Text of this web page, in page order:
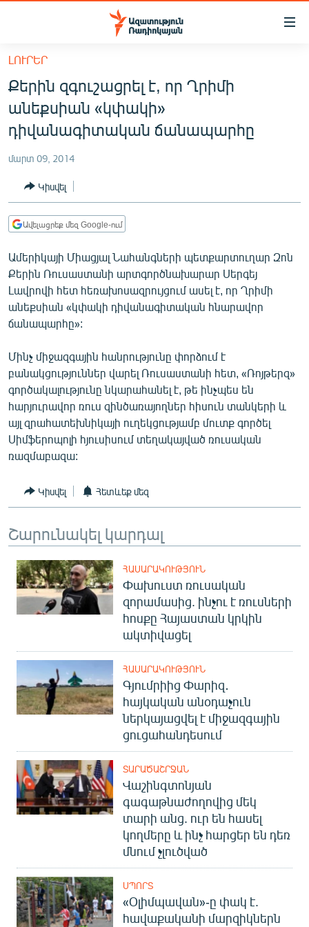
Մատչելիության
հիմնական
բովանդակությանը
Անցնել
հիմնական
մենյուին
ՀԱՅԱՍՏԱՆ
ՔԱՂԱՔԱԿԱՆ
ՀԱՍԱՐԱԿՈՒԹՅՈՒՆ
ՏՆՏԵՍՈՒԹՅՈՒՆ
ՊԱՏԵՐԱԶՄԻ 6 ՇԱԲԱԹՆԵՐԸ
ՏԱՐԱԾԱՇՐՋԱՆ
ՄԻՋԱԶԳԱՅԻՆ
ՍՊՈՐՏ
ՄԵԿՆԱԲԱՆՈՒԹՅՈՒՆ
ՏՏ ԵՒ ԻՆՏԵՐՆԵՏ
ԿՈՐՈՆԱՎԻՐՈՒՍ
ՏԵՍԱՆՅՈՒԹԵՐ
ՁԳՏԵԼՈՎ ԼԱՎԱԳՈՒՅՆԻՆ
ՓՈԴՔԱՍԹ
Հայերեն
Русский
ՀԵՏԵՎԵՔ ՄԵԶ
«Ազատության» բոլոր կայքերը
ԼՈՒՐԵՐ
Քերին զգուշացրել է, որ Ղրիմի
անեքսիան «կփակի»
դիվանագիտական ճանապարհը
մարտ 09, 2014
Կիսվել
Ավելացրեք մեզ Google-ում
Ամերիկայի Միացյալ Նահանգների պետքարտուղար Զոն
Քերին Ռուսաստանի արտգործնախարար Սերգեյ
Լավրովի հետ հեռախոսազրույցում ասել է, որ Ղրիմի
անեքսիան «կփակի դիվանագիտական հնարավոր
ճանապարհը»:
Մինչ միջազգային հանրությունը փորձում է
բանակցություններ վարել Ռուսաստանի հետ, «Ռոյթերզ»
գործակալությունը նկարահանել է, թե ինչպես են
հարյուրավոր ռուս զինծառայողներ հիսուն տանկերի և
այլ զրահատեխնիկայի ուղեկցությամբ մուտք գործել
Սիմֆերոպոլի հյուսիսում տեղակայված ռուսական
ռազմաբազա:
Կիսվել Հետևեք մեզ
Շարունակել կարդալ
ՀԱՍԱՐԱԿՈՒԹՅՈՒՆ
Փախուստ ռուսական
զորամասից. ինչու է ռուսների
հոսքը Հայաստան կրկին
ակտիվացել
ՀԱՍԱՐԱԿՈՒԹՅՈՒՆ
Գյումրիից Փարիզ․
հայկական անօդաչուն
ներկայացվել է միջազգային
ցուցահանդեսում
ՏԱՐԱԾԱՇՐՋԱՆ
Վաշինգտոնյան
գագաթնաժողովից մեկ
տարի անց. ուր են հասել
կողմերը և ինչ հարցեր են դեռ
մնում չլուծված
ՍՊՈՐՏ
«Օլիմպավան»-ը փակ է.
հավաքականի մարզիկներն